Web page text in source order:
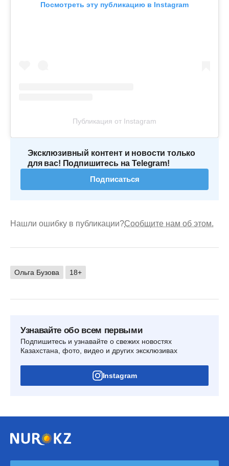
Посмотреть эту публикацию в Instagram
Публикация от Instagram
Эксклюзивный контент и новости только
для вас! Подпишитесь на Telegram!
Подписаться
Нашли ошибку в публикации?Сообщите нам об этом.
Ольга Бузова 18+
Узнавайте обо всем первыми
Подпишитесь и узнавайте о свежих новостях
Казахстана, фото, видео и других эксклюзивах
Instagram